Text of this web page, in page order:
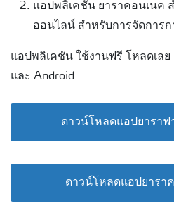
แอปพลิเคชัน ยาราคอนเนค
ออนไลน์ สำหรับการจัดการ
แอปพลิเคชัน ใช้งานฟรี โหลดเลย
และ Android
ดาวน์โหลดแอปยาราฟ
ดาวน์โหลดแอปยารา